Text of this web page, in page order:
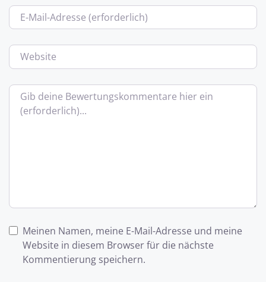
E-Mail
Website
Bewertungstext
Meinen Namen, meine E-Mail-Adresse und meine
Website in diesem Browser für die nächste
Kommentierung speichern.